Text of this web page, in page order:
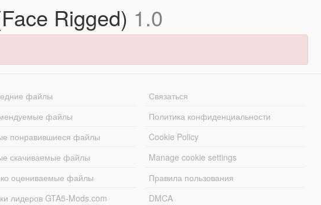
Rigged) 1.0
файлы
файлы
понравившиеся файлы
скачиваемые файлы
оцениваемые файлы
лидеров GTA5-Mods.com
Связаться
Политика конфиденциальности
Cookie Policy
Manage cookie settings
Правила пользования
DMCA